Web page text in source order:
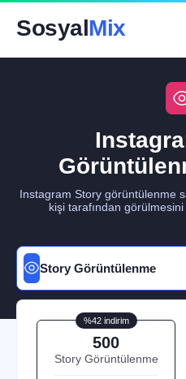
SosyalMix
Instagram Story görüntülenme
kişi tarafından
Story Görüntülenme
%42 indirim
500
Story Görüntülenme